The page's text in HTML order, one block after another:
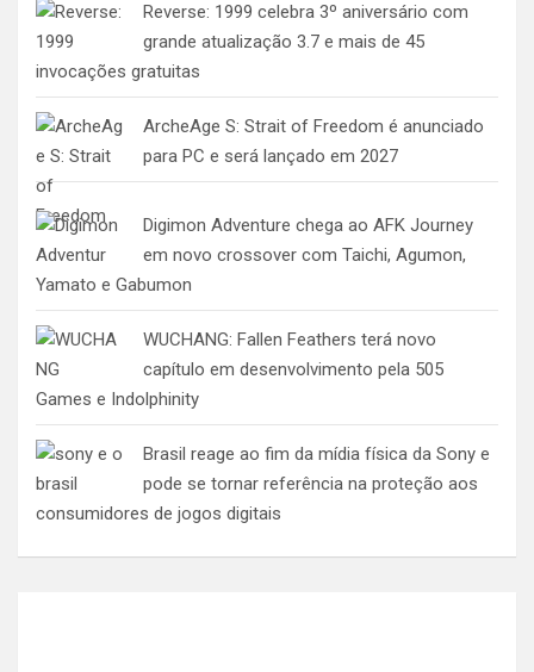
Reverse: 1999 celebra 3º aniversário com
grande atualização 3.7 e mais de 45
invocações gratuitas
ArcheAge S: Strait of Freedom é anunciado
para PC e será lançado em 2027
Digimon Adventure chega ao AFK Journey
em novo crossover com Taichi, Agumon,
Yamato e Gabumon
WUCHANG: Fallen Feathers terá novo
capítulo em desenvolvimento pela 505
Games e Indolphinity
Brasil reage ao fim da mídia física da Sony e
pode se tornar referência na proteção aos
consumidores de jogos digitais